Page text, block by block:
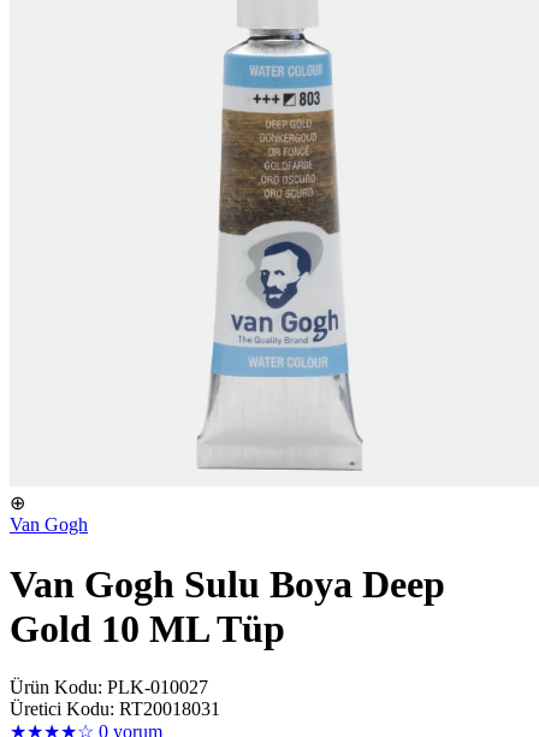
⊕
Van Gogh
Van Gogh Sulu Boya Deep
Gold 10 ML Tüp
Ürün Kodu: PLK-010027
Üretici Kodu: RT20018031
★★★★☆ 0 yorum